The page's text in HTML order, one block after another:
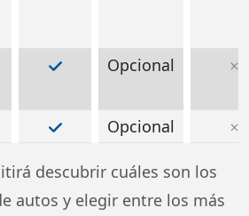
Opcional
Opcional
descubrir cuáles son los
autos y elegir entre los más